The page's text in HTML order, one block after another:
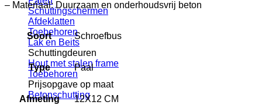
Schuttingschermen
Afdeklatten
Toebehoren
Lak en Beits
Schuttingdeuren
Hout met stalen frame
Toebehoren
Prijsopgave op maat
Betonschutting
– Materiaal: Duurzaam en onderhoudsvrij beton
Soort Schroefbus
Type Paal
Afmeting 12X12 CM